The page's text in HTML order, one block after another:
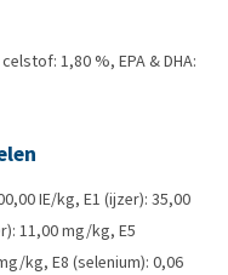
1,80 %, EPA & DHA:
IE/kg, E1 (ijzer): 35,00
11,00 mg/kg, E5
kg, E8 (selenium): 0,06